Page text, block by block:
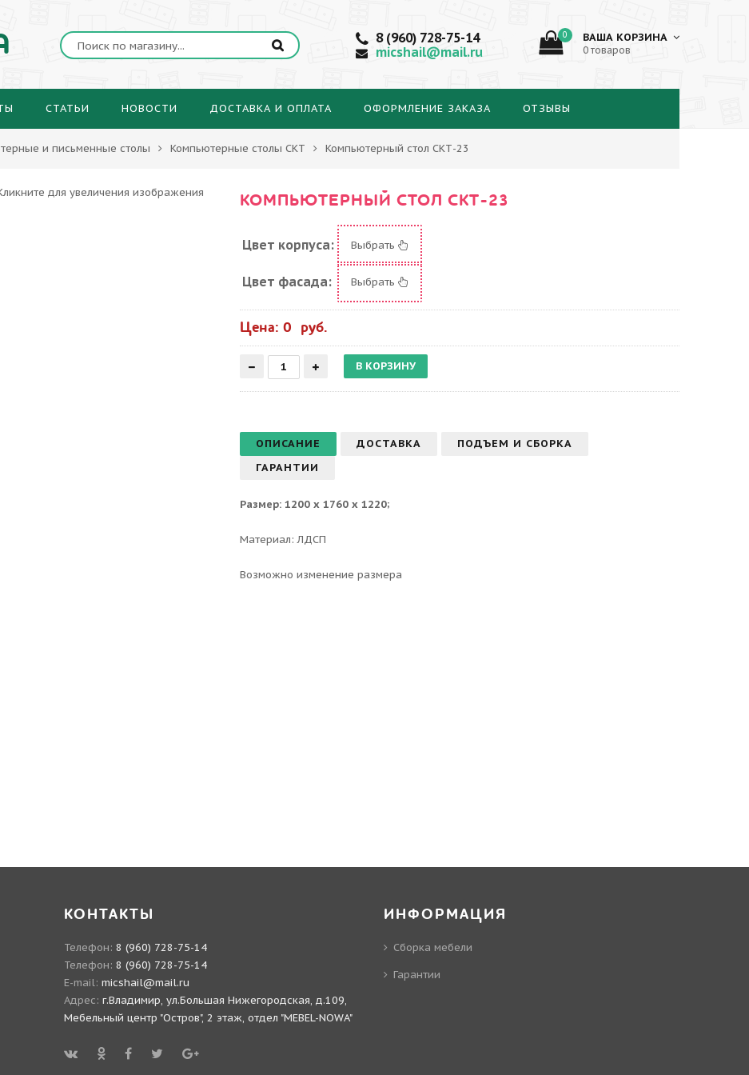
8 (960) 728-75-14
micshail@mail.ru
0 ВАША КОРЗИНА
0 товаров
СТАТЬИ НОВОСТИ ДОСТАВКА И ОПЛАТА ОФОРМЛЕНИЕ ЗАКАЗА ОТЗЫВЫ
и письменные столы Компьютерные столы СКТ Компьютерный стол СКТ-23
КОМПЬЮТЕРНЫЙ СТОЛ СКТ-23
Цвет корпуса: Выбрать
Цвет фасада: Выбрать
Цена: 0 руб.
ОПИСАНИЕ ДОСТАВКА
ПОДЪЕМ И СБОРКА
ГАРАНТИИ
Размер: 1200 х 1760 х 1220;
Материал: ЛДСП
Возможно изменение размера
КОНТАКТЫ
Телефон: 8 (960) 728-75-14
Телефон: 8 (960) 728-75-14
E-mail: micshail@mail.ru
Адрес: г.Владимир, ул.Большая Нижегородская, д.109,
Мебельный центр "Остров", 2 этаж, отдел "MEBEL-NOWA"
ИНФОРМАЦИЯ
Сборка мебели
Гарантии